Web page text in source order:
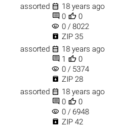
assorted  18 years ago
 0  0
visibility 0 / 8022
 ZIP 35
assorted  18 years ago
 1  0
visibility 0 / 5374
 ZIP 28
assorted  18 years ago
 0  0
visibility 0 / 6948
 ZIP 42